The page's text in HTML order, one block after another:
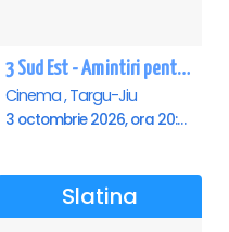
3 Sud Est - Amintiri pentru o viata - Targu Jiu
Cinema , Targu-Jiu
3 octombrie 2026, ora 20:00
Slatina